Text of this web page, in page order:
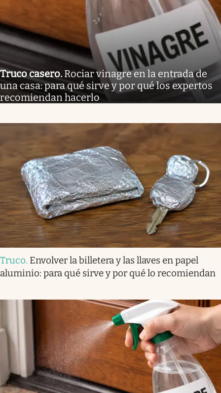
Truco casero. Rociar vinagre en la entrada de
una casa: para qué sirve y por qué los expertos
recomiendan hacerlo
Truco. Envolver la billetera y las llaves en papel
aluminio: para qué sirve y por qué lo recomiendan